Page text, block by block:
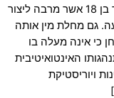
תקציר ניתוח המקרה הבא יעסוק ברוברט, נער בן 18 אשר מרבה ליצור
גם מחלת מין אותה
כי אינה מעלה בו
האינטואיטיבית
ויוריסטיקת